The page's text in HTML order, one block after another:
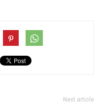
Next article